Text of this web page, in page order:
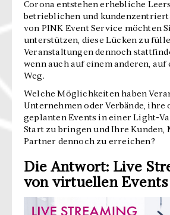
Corona entstehen erhebliche
betrieblichen und
von PINK Event Service möchten
unterstützen, diese Lücken zu
Veranstaltungen dennoch
wenn auch auf einem anderen,
Weg.
Welche Möglichkeiten haben
Unternehmen oder Verbände, ihre
geplanten Events in einer Light-
Start zu bringen und Ihre Kunden,
Partner dennoch zu erreichen?
Die Antwort: Live
von virtuellen